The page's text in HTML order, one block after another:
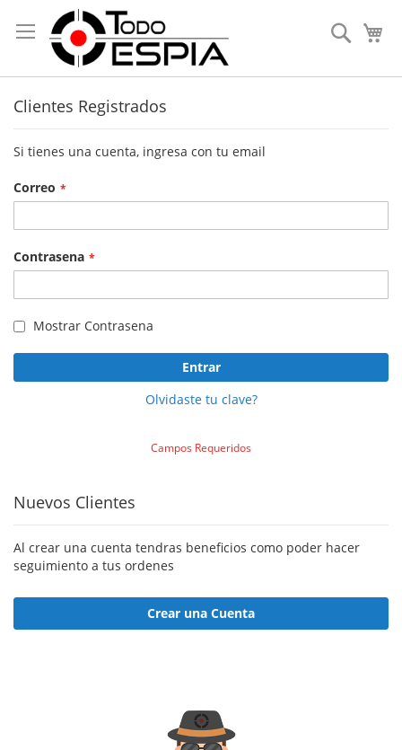
to
Content
Search
Clientes Registrados
Si tienes una cuenta, ingresa con tu email
Correo
Contrasena
Mostrar Contrasena
Entrar
Olvidaste tu clave?
Nuevos Clientes
Al crear una cuenta tendras beneficios como poder hacer
seguimiento a tus ordenes
Crear una Cuenta